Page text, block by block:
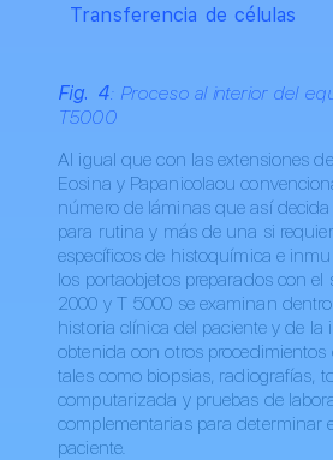
Transferencia de células
Fig. 4: Proceso al interior del
T5000
Al igual que con las extensiones
Eosina y Papanicolaou
número de láminas que así
para rutina y más de una si
específicos de histoquímica e
los portaobjetos preparados con el
2000 y T 5000 se examinan
historia clínica del paciente y de la
obtenida con otros procedimientos
tales como biopsias, radiografías,
computarizada y pruebas de
complementarias para determinar
paciente.